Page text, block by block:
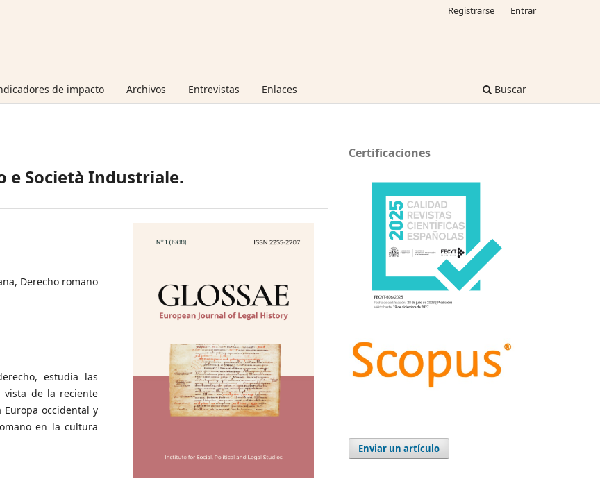
de impacto Archivos Entrevistas Enlaces Buscar
Registrarse Entrar
e Società Industriale.
Derecho romano
estudia las
vista de la reciente
occidental y
en la cultura
Certificaciones
Enviar un artículo